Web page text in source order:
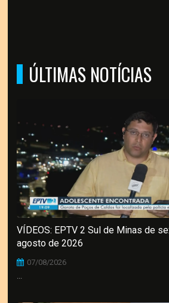
ÚLTIMAS NOTÍCIAS
VÍDEOS: EPTV 2 Sul de Minas de
agosto de 2026
07/08/2026
...